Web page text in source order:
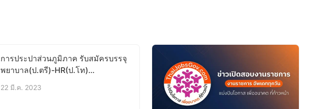
การประปาส่วนภูมิภาค รับสมัครบรรจุ
พยาบาล(ป.ตรี)-HR(ป.โท)
27มี.ค.-10เม.ย.66
22 มี.ค. 2023